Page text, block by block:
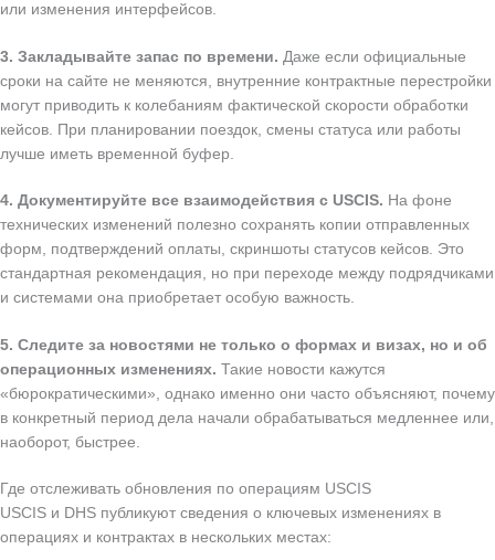
или изменения интерфейсов.
3. Закладывайте запас по времени. Даже если официальные
сроки на сайте не меняются, внутренние контрактные перестройки
могут приводить к колебаниям фактической скорости обработки
кейсов. При планировании поездок, смены статуса или работы
лучше иметь временной буфер.
4. Документируйте все взаимодействия с USCIS. На фоне
технических изменений полезно сохранять копии отправленных
форм, подтверждений оплаты, скриншоты статусов кейсов. Это
стандартная рекомендация, но при переходе между подрядчиками
и системами она приобретает особую важность.
5. Следите за новостями не только о формах и визах, но и об
операционных изменениях. Такие новости кажутся
«бюрократическими», однако именно они часто объясняют, почему
в конкретный период дела начали обрабатываться медленнее или,
наоборот, быстрее.
Где отслеживать обновления по операциям USCIS
USCIS и DHS публикуют сведения о ключевых изменениях в
операциях и контрактах в нескольких местах: